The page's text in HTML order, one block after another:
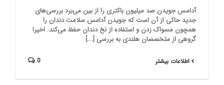
آدامس جویدن صد میلیون باکتری را از بین می‌برد بررسی‌های
جدید حاکی از آن است که جویدن آدامس سلامت دندان را
همچون مسواک زدن و استفاده از نخ دندان حفظ می‌کند. اخیرا
گروهی از متخصصان هلندی به بررسی [...]
اطلاعات بیشتر 0